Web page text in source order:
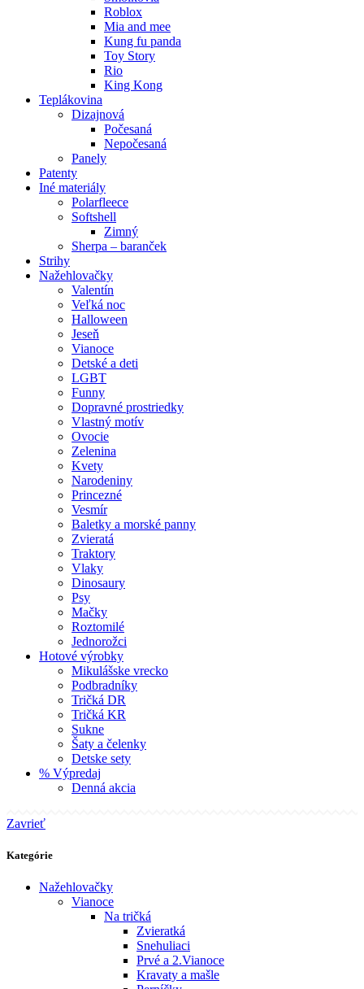
Roblox
Mia and mee
Kung fu panda
Toy Story
Rio
King Kong
Teplákovina
Dizajnová
Počesaná
Nepočesaná
Panely
Patenty
Iné materiály
Polarfleece
Softshell
Zimný
Sherpa – baranček
Strihy
Nažehlovačky
Valentín
Veľká noc
Halloween
Jeseň
Vianoce
Detské a deti
LGBT
Funny
Dopravné prostriedky
Vlastný motív
Ovocie
Zelenina
Kvety
Narodeniny
Princezné
Vesmír
Baletky a morské panny
Zvieratá
Traktory
Vlaky
Dinosaury
Psy
Mačky
Roztomilé
Jednorožci
Hotové výrobky
Mikulášske vrecko
Podbradníky
Tričká DR
Tričká KR
Sukne
Šaty a čelenky
Detske sety
% Výpredaj
Denná akcia
Zavrieť
Kategórie
Nažehlovačky
Vianoce
Na tričká
Zvieratká
Snehuliaci
Prvé a 2.Vianoce
Kravaty a mašle